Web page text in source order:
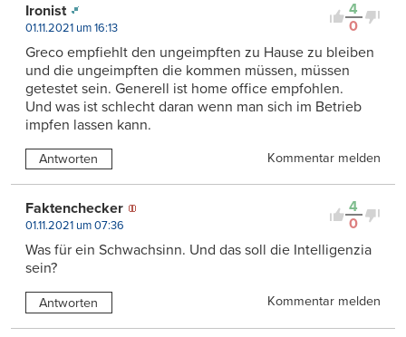
4
0
Ironist
01.11.2021 um 16:13
Greco empfiehlt den ungeimpften zu Hause zu bleiben
und die ungeimpften die kommen müssen, müssen
getestet sein. Generell ist home office empfohlen.
Und was ist schlecht daran wenn man sich im Betrieb
impfen lassen kann.
Antworten Kommentar melden
4
0
Faktenchecker
01.11.2021 um 07:36
Was für ein Schwachsinn. Und das soll die Intelligenzia
sein?
Antworten Kommentar melden